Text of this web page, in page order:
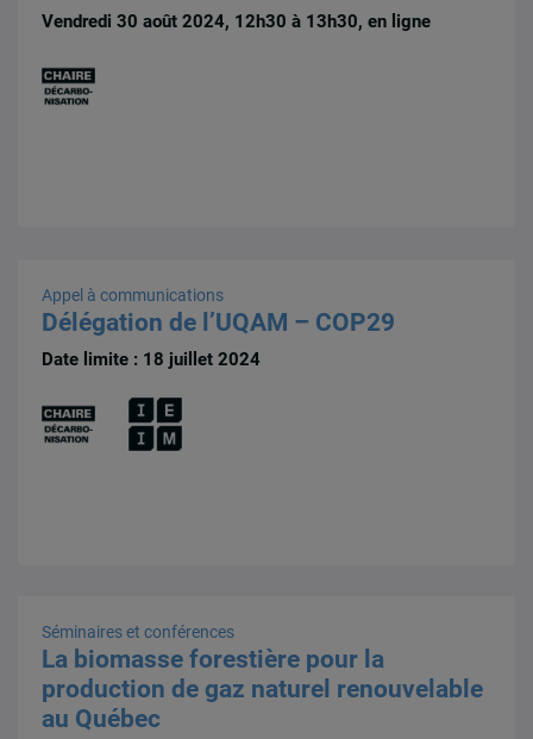
Vendredi 30 août 2024, 12h30 à 13h30, en ligne
Appel à communications
Délégation de l’UQAM – COP29
Date limite : 18 juillet 2024
Séminaires et conférences
La biomasse forestière pour la
production de gaz naturel renouvelable
au Québec